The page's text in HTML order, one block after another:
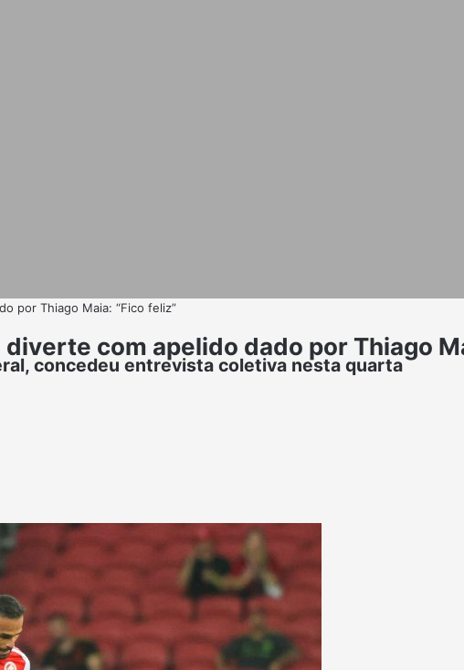
por Thiago Maia: “Fico feliz”
com apelido dado por Thiago
concedeu entrevista coletiva nesta quarta